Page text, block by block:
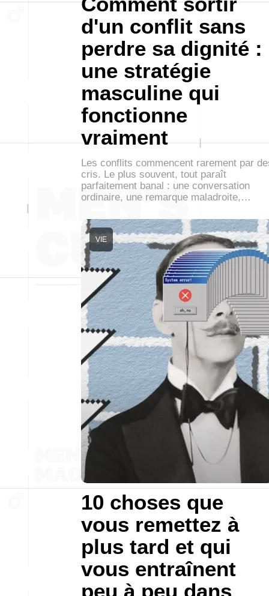
d'un conflit sans
perdre sa dignité :
une stratégie
masculine qui
fonctionne
vraiment
Les conflits commencent rarement par
cris. Le plus souvent, tout paraît
parfaitement banal : une conversation
ordinaire, une remarque maladroite,…
10 choses que
vous remettez à
plus tard et qui
vous entraînent
peu à peu dans
VIE